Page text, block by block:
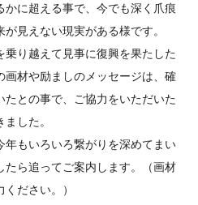
に超える事で、今でも深く爪痕
が見えない現実がある様です。
乗り越えて見事に復興を果たした
画材や励ましのメッセージは、確
との事で、ご協力をいただいた
ました。
もいろいろ繋がりを深めてまい
たら追ってご案内します。（画材
ださい。）